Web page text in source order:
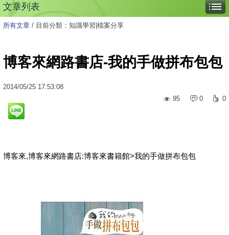
文章列表
所有文章 / 目前分類：知識學習|檔案分享
博客來網路書店-我的手做拼布包包
2014/05/25 17:53:08
95
0 0
博客來,博客來網路書店:博客來書籍館>我的手做拼布包包